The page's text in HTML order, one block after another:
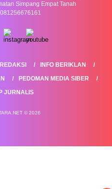
Simpang Empat Tanah
INFO BERIKLAN
PEDOMAN MEDIA SIBER
JURNALIS
© 2026